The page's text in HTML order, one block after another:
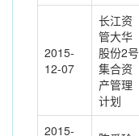
2015-
12-07
长江资
管大华
股份2号
集合资
产管理
计划
2015-